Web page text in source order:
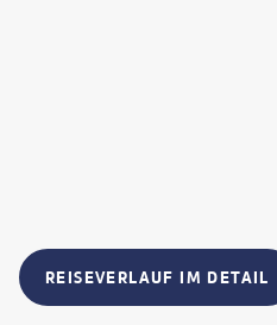
REISEVERLAUF IM DETAIL